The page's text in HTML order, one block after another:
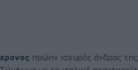
πρώην ισχυρός άνδρας της